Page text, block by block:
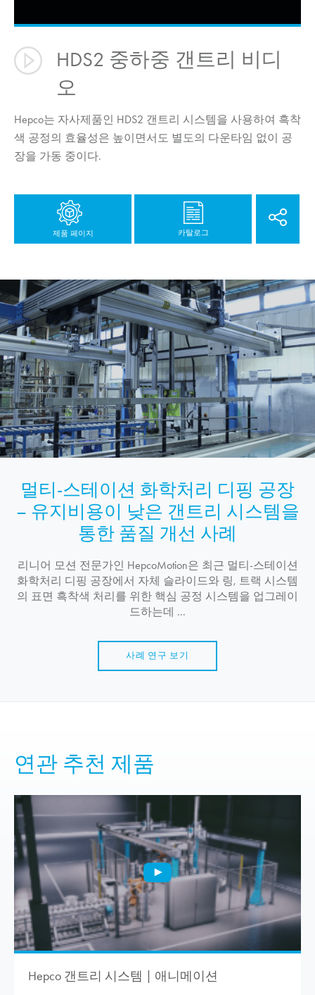
HDS2 중하중 갠트리 비디
오
Hepco는 자사제품인 HDS2 갠트리 시스템을 사용하여 흑착
색 공정의 효율성은 높이면서도 별도의 다운타임 없이 공
장을 가동 중이다.
제품 페이지 카탈로그
멀티-스테이션 화학처리 디핑 공장
– 유지비용이 낮은 갠트리 시스템을
통한 품질 개선 사례
리니어 모션 전문가인 HepcoMotion은 최근 멀티-스테이션
화학처리 디핑 공장에서 자체 슬라이드와 링, 트랙 시스템
의 표면 흑착색 처리를 위한 핵심 공정 시스템을 업그레이
드하는데 ...
사례 연구 보기
연관 추천 제품
Hepco 갠트리 시스템 | 애니메이션